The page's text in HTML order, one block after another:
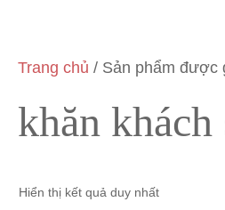
Trang chủ / Sản phẩm được
khăn khách
Hiển thị kết quả duy nhất